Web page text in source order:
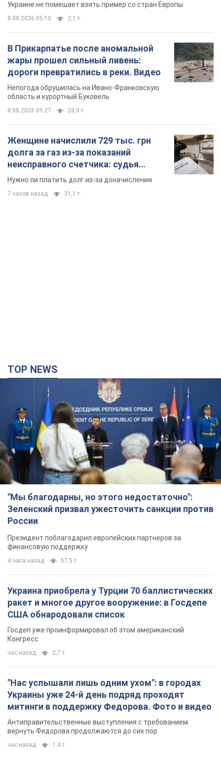
Украине не помешает взять пример со стран Европы
8.08.2026 05:10 2,1 т.
В Прикарпатье после аномальной
жары прошел сильный ливень:
дороги превратились в реки. Видео
Непогода обрушилась на Ивано-Франковскую
область и курортный Буковель
8.08.2026 09:27 28,0 т.
Женщине начислили 729 тыс. грн
долга за газ из-за показаний
неисправного счетчика: судья
вынес неожиданное решение
Нужно ли платить долг из-за доначисления
7 часов назад 31,1 т.
TOP NEWS
"Мы благодарны, но этого недостаточно":
Зеленский призвал ужесточить санкции против
России
Президент поблагодарил европейских партнеров за
финансовую поддержку
4 часа назад 57,5 т.
Украина приобрела у Турции 70 баллистических
ракет и многое другое вооружение: в Госдепе
США обнародовали список
Госдеп уже проинформировал об этом американский
Конгресс
час назад 2,7 т.
"Нас услышали лишь одним ухом": в городах
Украины уже 24-й день подряд проходят
митинги в поддержку Федорова. Фото и видео
Антиправительственные выступления с требованием
вернуть Федорова продолжаются до сих пор
час назад 1,4 т.